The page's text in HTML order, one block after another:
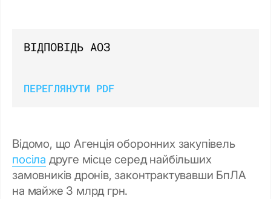
ВІДПОВІДЬ АОЗ
ПЕРЕГЛЯНУТИ PDF
Відомо, що Агенція оборонних закупівель
посіла друге місце серед найбільших
замовників дронів, законтрактувавши БпЛА
на майже 3 млрд грн.